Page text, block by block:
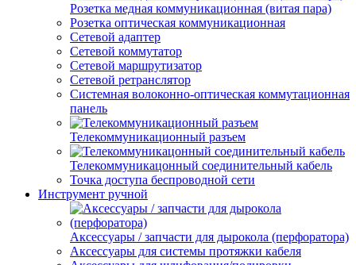
Розетка медная коммуникационная (витая пара)
Розетка оптическая коммуникационная
Сетевой адаптер
Сетевой коммутатор
Сетевой маршрутизатор
Сетевой ретранслятор
Системная волоконно-оптическая коммутационная
панель
Телекоммуникационный разъем
Телекоммуникацонный соединительный кабель
Точка доступа беспроводной сети
Инструмент ручной
Аксессуары / запчасти для дырокола (перфоратора)
Аксессуары для системы протяжки кабеля